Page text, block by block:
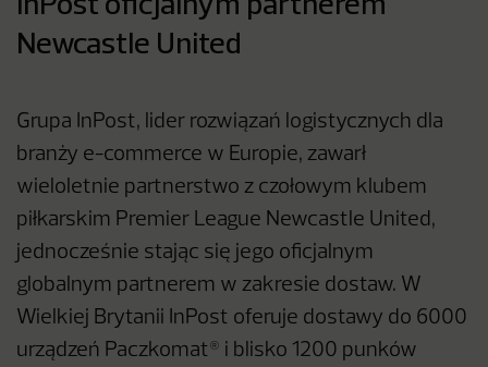
Newcastle United
Grupa InPost, lider rozwiązań logistycznych dla
branży e-commerce w Europie, zawarł
wieloletnie partnerstwo z czołowym klubem
piłkarskim Premier League Newcastle United,
jednocześnie stając się jego oficjalnym
globalnym partnerem w zakresie dostaw. W
Wielkiej Brytanii InPost oferuje dostawy do 6000
urządzeń Paczkomat® i blisko 1200 punków